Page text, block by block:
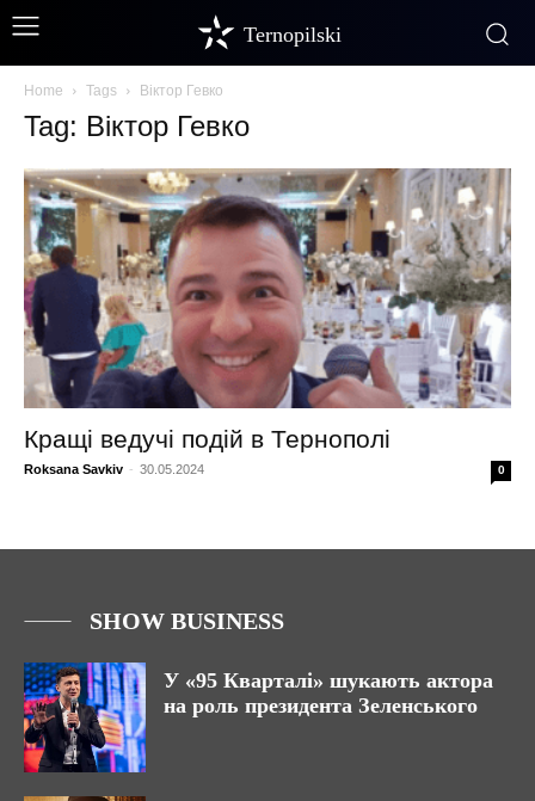
Ternopilski
Home Tags Віктор Гевко
Tag: Віктор Гевко
Кращі ведучі подій в Тернополі
Roksana Savkiv - 30.05.2024 0
SHOW BUSINESS
У «95 Кварталі» шукають актора
на роль президента Зеленського